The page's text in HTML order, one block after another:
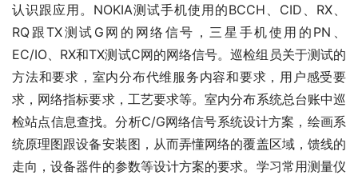
认识跟应用。NOKIA测试手机使用的BCCH、CID、RX、
RQ跟TX测试G网的网络信号，三星手机使用的PN、
EC/IO、RX和TX测试C网的网络信号。巡检组员关于测试的
方法和要求，室内分布代维服务内容和要求，用户感受要
求，网络指标要求，工艺要求等。室内分布系统总台账中巡
检站点信息查找。分析C/G网络信号系统设计方案，绘画系
统原理图跟设备安装图，从而弄懂网络的覆盖区域，馈线的
走向，设备器件的参数等设计方案的要求。学习常用测量仪